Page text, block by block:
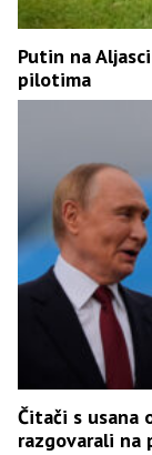
Putin na
pilotima
Čitači s usana
razgovarali na